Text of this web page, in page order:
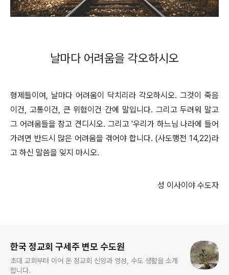
날마다 어려움을 각오하시오
형제들이여, 날마다 어려움이 닥치리라 각오하시오. 그것이 죽음
이건, 고통이건, 큰 위험이건 간에 말입니다. 그리고 두려워 말고
그 어려움들을 참고 견디시오. 그리고 '우리가 하느님 나라에 들어
가려면 반드시 많은 어려움을 겪어야 합니다. (사도행전 14,22)라
고 하신 말씀을 잊지 마시오.
성 이사이야 수도자
한국 정교회 구세주 변모 수도원
초대 교회부터 이어 온 정교회 신앙과 영성, 수도 생활을 소개
합니다.